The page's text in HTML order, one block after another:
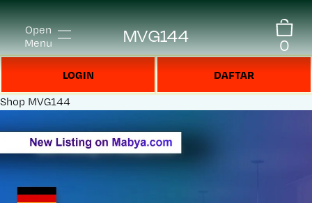
Open
Menu
MVG144 0
LOGIN DAFTAR
Shop MVG144